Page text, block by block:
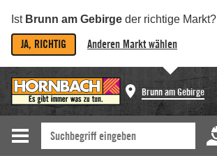
Ist Brunn am Gebirge der richtige Markt?
JA, RICHTIG Anderen Markt wählen
Brunn am Gebirge